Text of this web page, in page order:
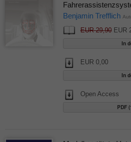
Benjamin Trefflich
EUR 29,90EUR
EUR 0,00
Open Access
PDF